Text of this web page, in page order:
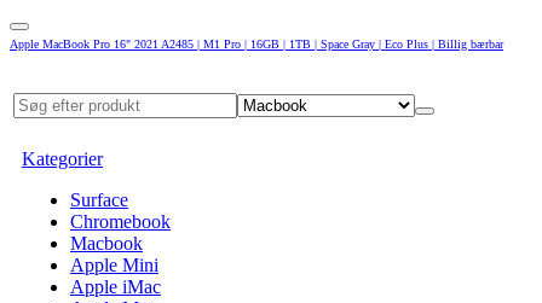
Apple MacBook Pro 16" 2021 A2485 | M1 Pro | 16GB | 1TB | Space Gray | Eco Plus | Billig bærbar
Kategorier
Surface
Chromebook
Macbook
Apple Mini
Apple iMac